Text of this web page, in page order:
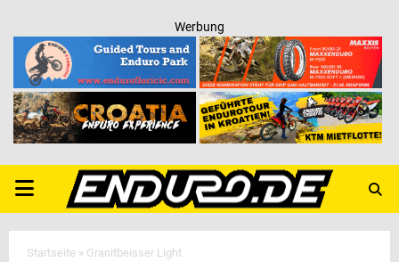
Werbung
PRIMARY
MENU
Startseite » Granitbeisser Light